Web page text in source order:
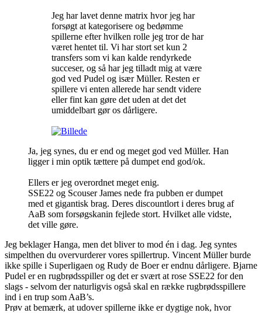
Jeg har lavet denne matrix hvor jeg har
forsøgt at kategorisere og bedømme
spillerne efter hvilken rolle jeg tror de har
været hentet til. Vi har stort set kun 2
transfers som vi kan kalde rendyrkede
succeser, og så har jeg tilladt mig at være
god ved Pudel og især Müller. Resten er
spillere vi enten allerede har sendt videre
eller fint kan gøre det uden at det det
umiddelbart gør os dårligere.
Ja, jeg synes, du er end og meget god ved Müller. Han
ligger i min optik tættere på dumpet end god/ok.
Ellers er jeg overordnet meget enig.
SSE22 og Scouser James nede fra pubben er dumpet
med et gigantisk brag. Deres discountlort i deres brug af
AaB som forsøgskanin fejlede stort. Hvilket alle vidste,
det ville gøre.
Jeg beklager Hanga, men det bliver to mod én i dag. Jeg syntes
simpelthen du overvurderer vores spillertrup. Vincent Müller burde
ikke spille i Superligaen og Rudy de Boer er endnu dårligere. Bjarne
Pudel er en rugbrødsspiller og det er svært at rose SSE22 for den
slags - selvom der naturligvis også skal en række rugbrødsspillere
ind i en trup som AaB’s.
Prøv at bemærk, at udover spillerne ikke er dygtige nok, hvor